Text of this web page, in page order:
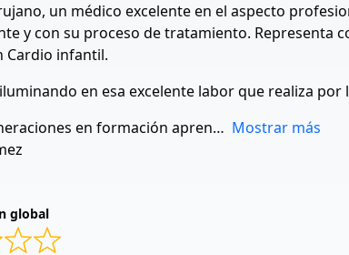
un médico excelente en el aspecto
y con su proceso de tratamiento. Representa
Cardio infantil.
en esa excelente labor que realiza por
en formación apren
Mostrar más
global